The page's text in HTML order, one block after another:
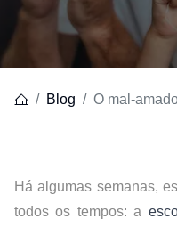
Blog O mal-
Há algumas semanas,
todos os tempos: a